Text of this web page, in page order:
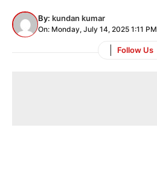
By: kundan kumar
On: Monday, July 14, 2025 1:11 PM
Follow Us